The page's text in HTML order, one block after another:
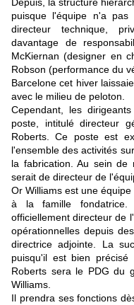
puisque l'équipe n'a
directeur technique,
davantage de
McKiernan (designer en
Robson (performance du
Barcelone cet hiver
avec le milieu de peloton.
Cependant, les
poste, intitulé directeur
Roberts. Ce poste est
l'ensemble des activités
la fabrication. Au sein de
serait de directeur de
Or Williams est une
à la famille fondatrice.
officiellement directeur de
opérationnelles depuis
directrice adjointe. La
puisqu'il est bien
Roberts sera le PDG du
Williams.
Il prendra ses fonctions